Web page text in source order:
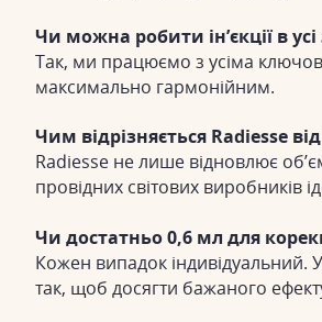
Чи можна робити ін’єкції в
Так, ми працюємо з усіма
максимально гармонійним.
Чим відрізняється Radiesse
Radiesse не лише відновлює
провідних світових виробників
Чи достатньо 0,6 мл для
Кожен випадок індивідуальний.
так, щоб досягти бажаного